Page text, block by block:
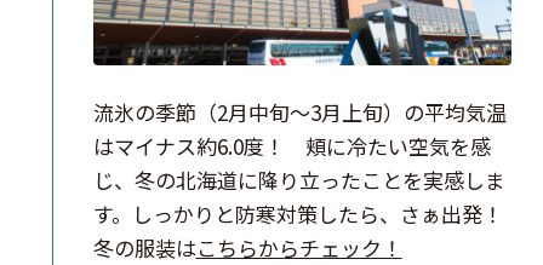
流氷の季節（2月中旬～3月上旬）の平均気温
はマイナス約6.0度！ 頬に冷たい空気を感
じ、冬の北海道に降り立ったことを実感しま
す。しっかりと防寒対策したら、さぁ出発！
冬の服装はこちらからチェック！